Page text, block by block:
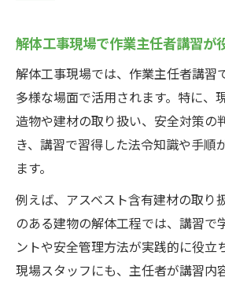
解体工事現場で作業主任者講習が
解体工事現場では、作業主任者講習
多様な場面で活用されます。特に、
造物や建材の取り扱い、安全対策の
き、講習で習得した法令知識や手順
ます。
例えば、アスベスト含有建材の取り
のある建物の解体工程では、講習で
ントや安全管理方法が実践的に役立
現場スタッフにも、主任者が講習内